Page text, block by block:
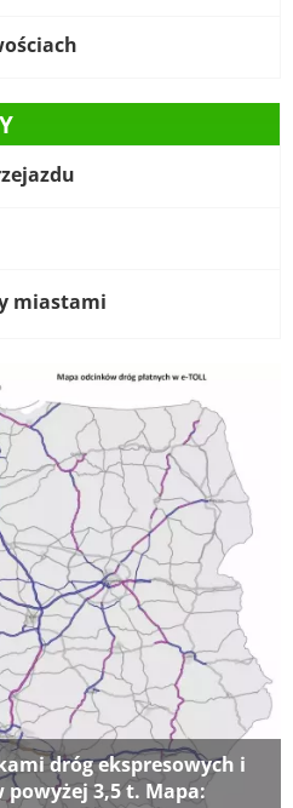
miastami
dróg ekspresowych i
3,5 t. Mapa: